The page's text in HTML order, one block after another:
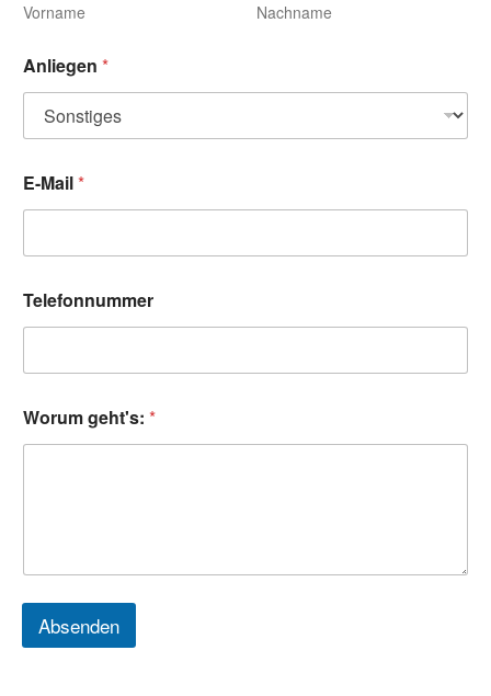
Vorname Nachname
Anliegen *
E-Mail*
Telefonnummer
Worum geht's: *
Absenden